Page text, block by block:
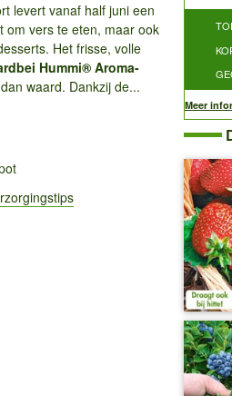
levert vanaf half juni een
om vers te eten, maar ook
Het frisse, volle
Hummi® Aroma-
waard. Dankzij de...
Meer